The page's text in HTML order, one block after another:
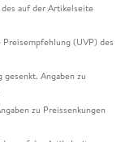
auf der Artikelseite
(UVP) des
Angaben zu
zu Preissenkungen